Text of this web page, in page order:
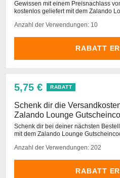
Gewissen mit einem Preisnachlass
kostenlos geliefert mit dem Zalando
Anzahl der Verwendungen: 10
RABATT
5,75 € RABATT
Schenk dir die
Zalando Lounge
Schenk dir bei deiner nächsten
mit dem Zalando Lounge
Anzahl der Verwendungen: 202
RABATT